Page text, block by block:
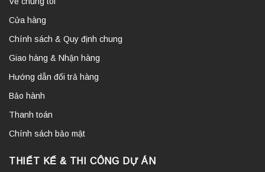
Cửa hàng
Chính sách & Quy định chung
Giao hàng & Nhận hàng
Hướng dẫn đổi trả hàng
Bảo hành
Thanh toán
Chính sách bảo mật
THIẾT KẾ & THI CÔNG DỰ ÁN